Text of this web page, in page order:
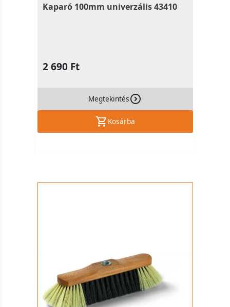
Kaparó 100mm univerzális 43410
2 690 Ft
Megtekintés
Kosárba